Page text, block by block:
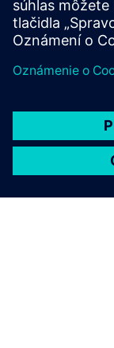
Prečítajte si viac